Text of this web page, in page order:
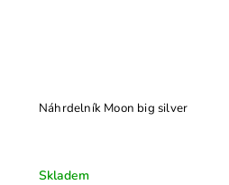
Náhrdelník Moon big silver
Skladem